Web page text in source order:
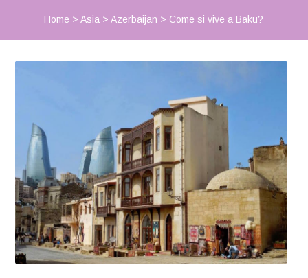
Home >Asia >Azerbaijan > Come si vive a Baku?